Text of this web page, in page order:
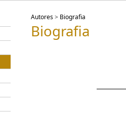
Autores> Biografia
Biografia